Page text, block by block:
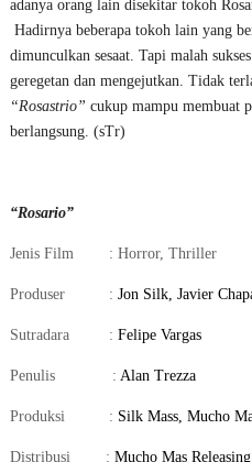
adanya orang lain disekitar tokoh
Hadirnya beberapa tokoh lain yang
dimunculkan sesaat. Tapi malah
geregetan dan mengejutkan. Tidak
“Rosastrio” cukup mampu membuat
berlangsung. (sTr)
“Rosario”
Jenis Film : Horror, Thriller
Produser : Jon Silk, Javier
Sutradara : Felipe Vargas
Penulis : Alan Trezza
Produksi : Silk Mass, Mucho
Distribusi : Mucho Mas Releasing